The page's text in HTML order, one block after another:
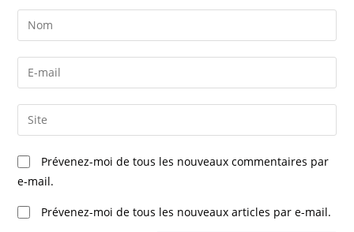
Prévenez-moi de tous les nouveaux commentaires par
e-mail.
Prévenez-moi de tous les nouveaux articles par e-mail.